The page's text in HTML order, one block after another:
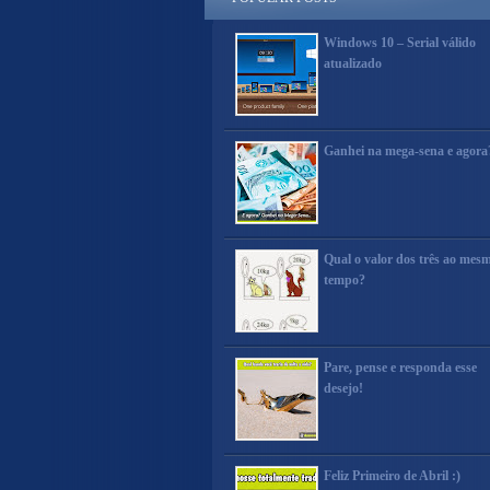
Windows 10 – Serial válido
atualizado
Ganhei na mega-sena e
Qual o valor dos três ao
tempo?
Pare, pense e responda esse
desejo!
Feliz Primeiro de Abril :)